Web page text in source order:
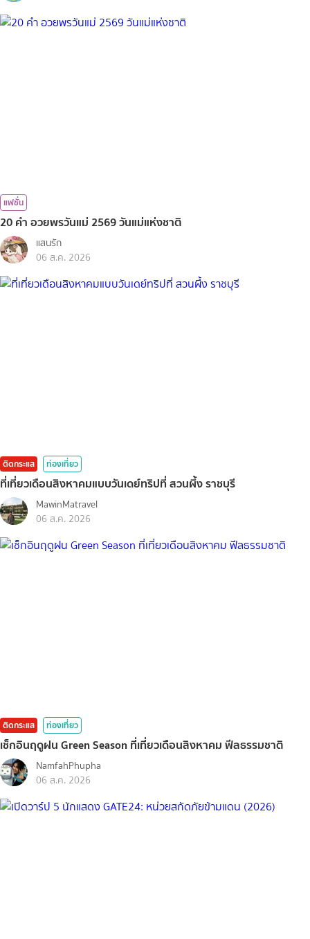
แฟชั่น
20 คำ อวยพรวันแม่ 2569 วันแม่แห่งชาติ
แสนรัก
06 ส.ค. 2026
ติดกระแส ท่องเที่ยว
ที่เที่ยวเดือนสิงหาคมแบบวันเดย์ทริปที่ สวนผึ้ง ราชบุรี
MawinMatravel
06 ส.ค. 2026
ติดกระแส ท่องเที่ยว
เช็กอินฤดูฝน Green Season ที่เที่ยวเดือนสิงหาคม ฟีลธรรมชาติ
NamfahPhupha
06 ส.ค. 2026